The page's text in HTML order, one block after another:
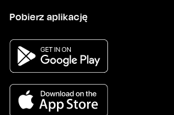
Pobierz aplikację